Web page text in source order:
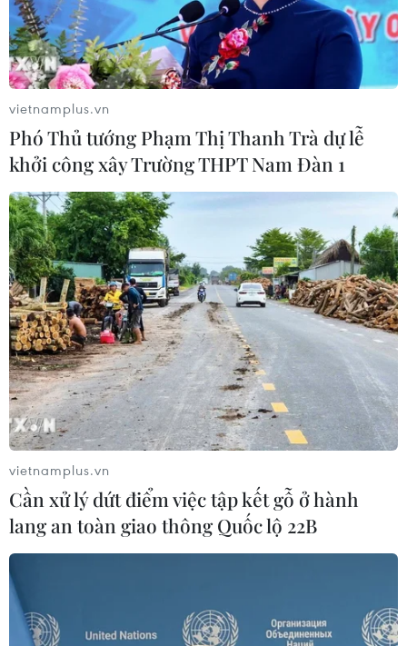
#tin tức hot
#tin tức an ninh #tin tức hot
#an ninh
#an ninh nghệ an
#thời sự
#thời sự hôm nay
#bản tin thời sự
#tội phạm
#truy nã
#tội phạm hình sự
#hình sự #công an
#vụ án
#phạm pháp
#xã hội
#an ninh xã hội
#chính trị #VietnamPlus
#Vietnam
Nhật Bản
Theo dõi VietnamPlus
TIN LIÊN QUAN
vietnamplus.vn
Phó Thủ tướng Phạm Thị Thanh Trà dự lễ
khởi công xây Trường THPT Nam Đàn 1
vietnamplus.vn
Cần xử lý dứt điểm việc tập kết gỗ ở hành
lang an toàn giao thông Quốc lộ 22B